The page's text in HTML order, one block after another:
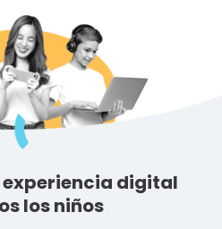
experiencia digital
los niños